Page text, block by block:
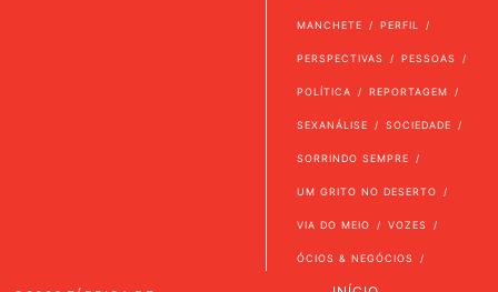
MANCHETE PERFIL
PERSPECTIVAS PESSOAS
POLÍTICA REPORTAGEM
SEXANÁLISE SOCIEDADE
SORRINDO SEMPRE
UM GRITO NO DESERTO
VIA DO MEIO VOZES
ÓCIOS & NEGÓCIOS